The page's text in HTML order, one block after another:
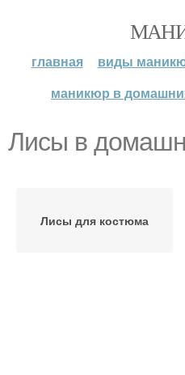
главная виды
маникюр в
Лисы в
Лисы для костюма